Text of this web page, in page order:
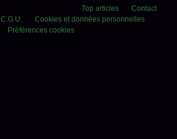
Top articles
Contact
C.G.U.
Cookies et données personnelles
Préférences cookies